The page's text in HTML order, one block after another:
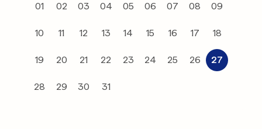
01 02 03 04 05 06 07 08 09
10 11 12 13 14 15 16 17 18
19 20 21 22 23 24 25 26 27
28 29 30 31